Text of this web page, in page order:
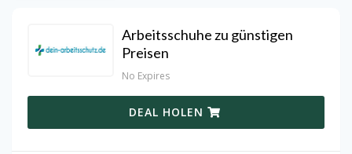
Arbeitsschuhe zu günstigen
Preisen
No Expires
DEAL HOLEN